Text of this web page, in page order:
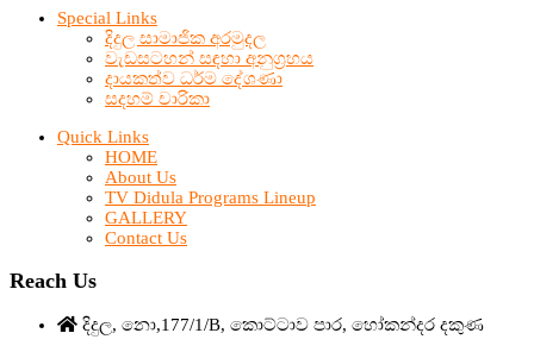
Special Links
දිදුල සාමාජික අරමුදල
වැඩසටහන් සඳහා අනුග්‍රහය
දායකත්ව ධර්ම දේශණා
සදහම් චාරිකා
Quick Links
HOME
About Us
TV Didula Programs Lineup
GALLERY
Contact Us
Reach Us
දිදුල, නො,177/1/B, කොට්ටාව පාර, හෝකන්දර දකුණ